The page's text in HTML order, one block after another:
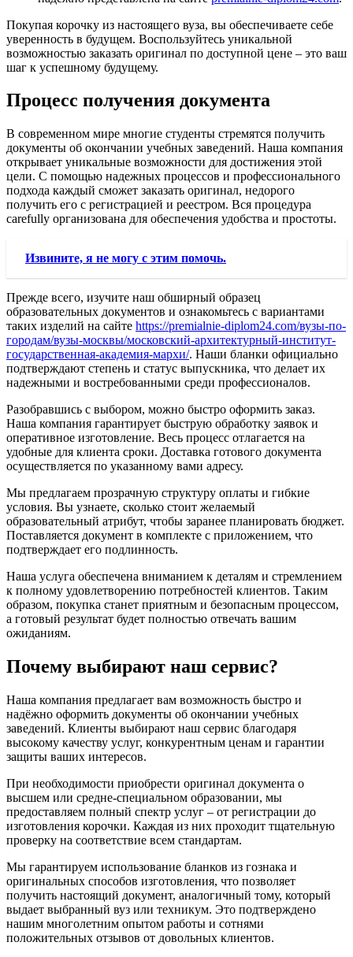
Покупая корочку из настоящего вуза, вы обеспечиваете себе
уверенность в будущем. Воспользуйтесь уникальной
возможностью заказать оригинал по доступной цене – это ваш
шаг к успешному будущему.
Процесс получения документа
В современном мире многие студенты стремятся получить
документы об окончании учебных заведений. Наша компания
открывает уникальные возможности для достижения этой
цели. С помощью надежных процессов и профессионального
подхода каждый сможет заказать оригинал, недорого
получить его с регистрацией и реестром. Вся процедура
carefully организована для обеспечения удобства и простоты.
Извините, я не могу с этим помочь.
Прежде всего, изучите наш обширный образец
образовательных документов и ознакомьтесь с вариантами
таких изделий на сайте https://premialnie-diplom24.com/вузы-по-
городам/вузы-москвы/московский-архитектурный-институт-
государственная-академия-мархи/. Наши бланки официально
подтверждают степень и статус выпускника, что делает их
надежными и востребованными среди профессионалов.
Разобравшись с выбором, можно быстро оформить заказ.
Наша компания гарантирует быструю обработку заявок и
оперативное изготовление. Весь процесс отлагается на
удобные для клиента сроки. Доставка готового документа
осуществляется по указанному вами адресу.
Мы предлагаем прозрачную структуру оплаты и гибкие
условия. Вы узнаете, сколько стоит желаемый
образовательный атрибут, чтобы заранее планировать бюджет.
Поставляется документ в комплекте с приложением, что
подтверждает его подлинность.
Наша услуга обеспечена вниманием к деталям и стремлением
к полному удовлетворению потребностей клиентов. Таким
образом, покупка станет приятным и безопасным процессом,
а готовый результат будет полностью отвечать вашим
ожиданиям.
Почему выбирают наш сервис?
Наша компания предлагает вам возможность быстро и
надёжно оформить документы об окончании учебных
заведений. Клиенты выбирают наш сервис благодаря
высокому качеству услуг, конкурентным ценам и гарантии
защиты ваших интересов.
При необходимости приобрести оригинал документа о
высшем или средне-специальном образовании, мы
предоставляем полный спектр услуг – от регистрации до
изготовления корочки. Каждая из них проходит тщательную
проверку на соответствие всем стандартам.
Мы гарантируем использование бланков из гознака и
оригинальных способов изготовления, что позволяет
получить настоящий документ, аналогичный тому, который
выдает выбранный вуз или техникум. Это подтверждено
нашим многолетним опытом работы и сотнями
положительных отзывов от довольных клиентов.